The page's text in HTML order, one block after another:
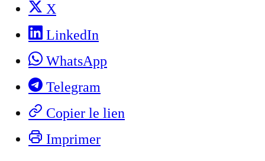
X
LinkedIn
WhatsApp
Telegram
Copier le lien
Imprimer